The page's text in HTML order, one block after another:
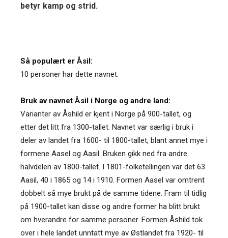
betyr kamp og strid.
Så populært er Åsil:
10 personer har dette navnet.
Bruk av navnet Åsil i Norge og andre land:
Varianter av Åshild er kjent i Norge på 900-tallet, og
etter det litt fra 1300-tallet. Navnet var særlig i bruk i
deler av landet fra 1600- til 1800-tallet, blant annet mye i
formene Aasel og Aasil. Bruken gikk ned fra andre
halvdelen av 1800-tallet. I 1801-folketellingen var det 63
Aasil, 40 i 1865 og 14 i 1910. Formen Aasel var omtrent
dobbelt så mye brukt på de samme tidene. Fram til tidlig
på 1900-tallet kan disse og andre former ha blitt brukt
om hverandre for samme personer. Formen Åshild tok
over i hele landet unntatt mye av Østlandet fra 1920- til